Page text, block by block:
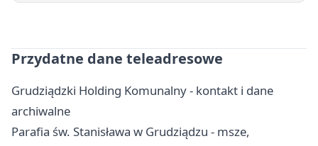
Przydatne dane teleadresowe
Grudziądzki Holding Komunalny - kontakt i dane
archiwalne
Parafia św. Stanisława w Grudziądzu - msze,